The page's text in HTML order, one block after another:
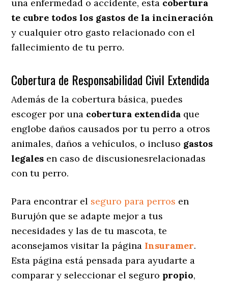
una enfermedad o accidente, esta cobertura
te cubre todos los gastos de la incineración
y cualquier otro gasto relacionado con el
fallecimiento de tu perro.
Cobertura de Responsabilidad Civil Extendida
Además de la cobertura básica, puedes
escoger por una cobertura extendida que
englobe daños causados por tu perro a otros
animales, daños a vehículos, o incluso gastos
legales en caso de discusionesrelacionadas
con tu perro.
Para encontrar el seguro para perros en
Burujón que se adapte mejor a tus
necesidades y las de tu mascota, te
aconsejamos visitar la página Insuramer.
Esta página está pensada para ayudarte a
comparar y seleccionar el seguro propio,